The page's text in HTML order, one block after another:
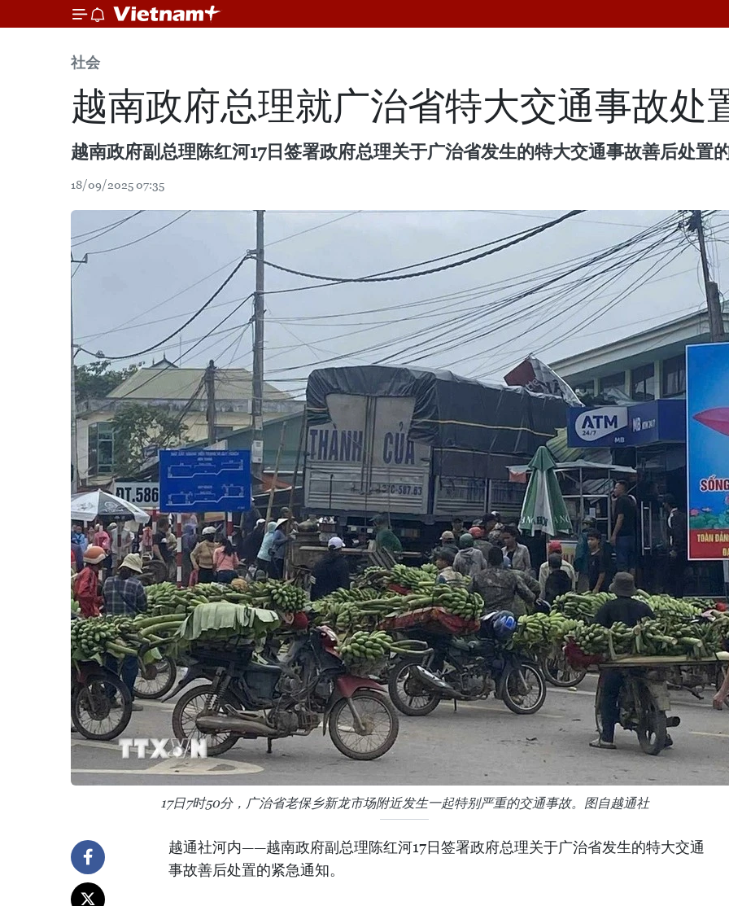
社会
越南政府总理就广治省特大交通事故处
越南政府副总理陈红河17日签署政府总理关于广治省发生的特大交通事故善后处置的
18/09/2025 07:35
17日7时50分，广治省老保乡新龙市场附近发生一起特别严重的交通事故。图自越通社
越通社河内——越南政府副总理陈红河17日签署政府总理关于广治省发生的特大交通
事故善后处置的紧急通知。